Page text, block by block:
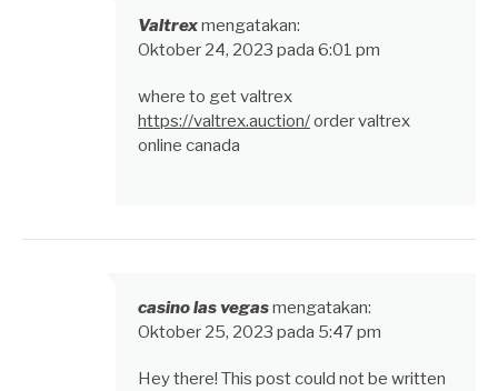
Valtrexmengatakan:
Oktober 24, 2023 pada 6:01 pm
where to get valtrex
https://valtrex.auction/order valtrex
online canada
casino las vegasmengatakan:
Oktober 25, 2023 pada 5:47 pm
Hey there! This post could not be written